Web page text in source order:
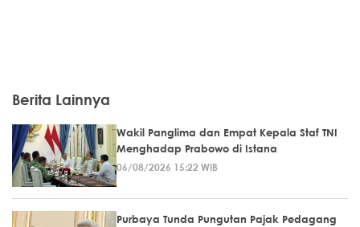
Berita Lainnya
Wakil Panglima dan Empat Kepala Staf TNI
Menghadap Prabowo di Istana
06/08/2026 15:22 WIB
Purbaya Tunda Pungutan Pajak Pedagang